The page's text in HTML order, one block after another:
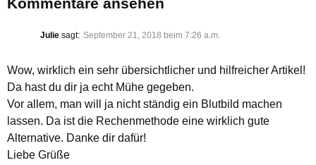
Kommentare ansehen
Julie sagt: September 21, 2018 beim 7:26 a.m.
Wow, wirklich ein sehr übersichtlicher und hilfreicher Artikel!
Da hast du dir ja echt Mühe gegeben.
Vor allem, man will ja nicht ständig ein Blutbild machen
lassen. Da ist die Rechenmethode eine wirklich gute
Alternative. Danke dir dafür!
Liebe Grüße